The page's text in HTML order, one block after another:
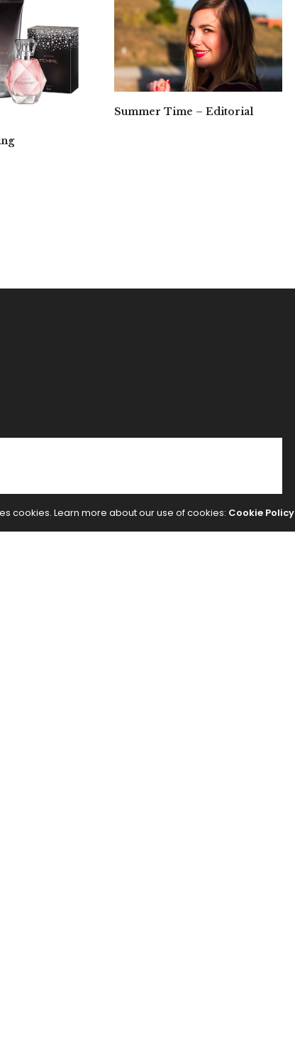
Summer Time – Editorial
cookies. Learn more about our use of cookies: Cookie Policy